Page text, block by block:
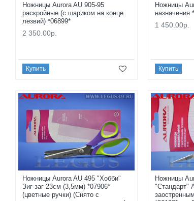
Ножницы Aurora AU 905-95
раскройные (с шариком на конце
лезвий) *06899*
2 350.00р.
Купить
Ножницы
назначения
1 450.00р.
Купить
Ножницы Aurora AU 495 "Хобби"
Зиг-заг 23см (3,5мм) *07906*
(цветные ручки) (Снято с
Ножницы
"Стандарт"